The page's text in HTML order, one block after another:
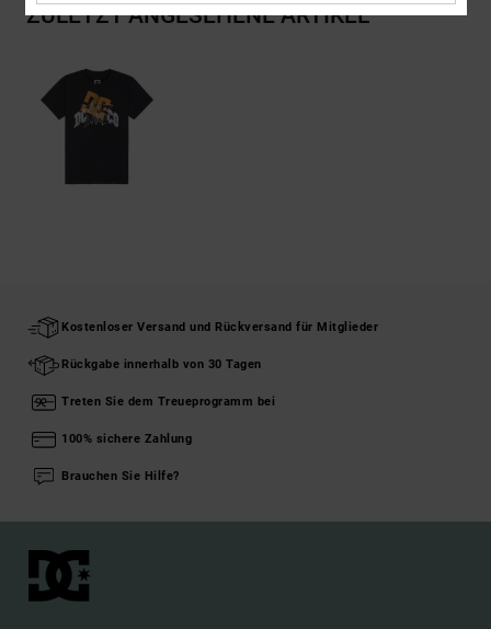
ZULETZT ANGESEHENE ARTIKEL
Kostenloser Versand und Rückversand für Mitglieder
Rückgabe innerhalb von 30 Tagen
Treten Sie dem Treueprogramm bei
100% sichere Zahlung
Brauchen Sie Hilfe?